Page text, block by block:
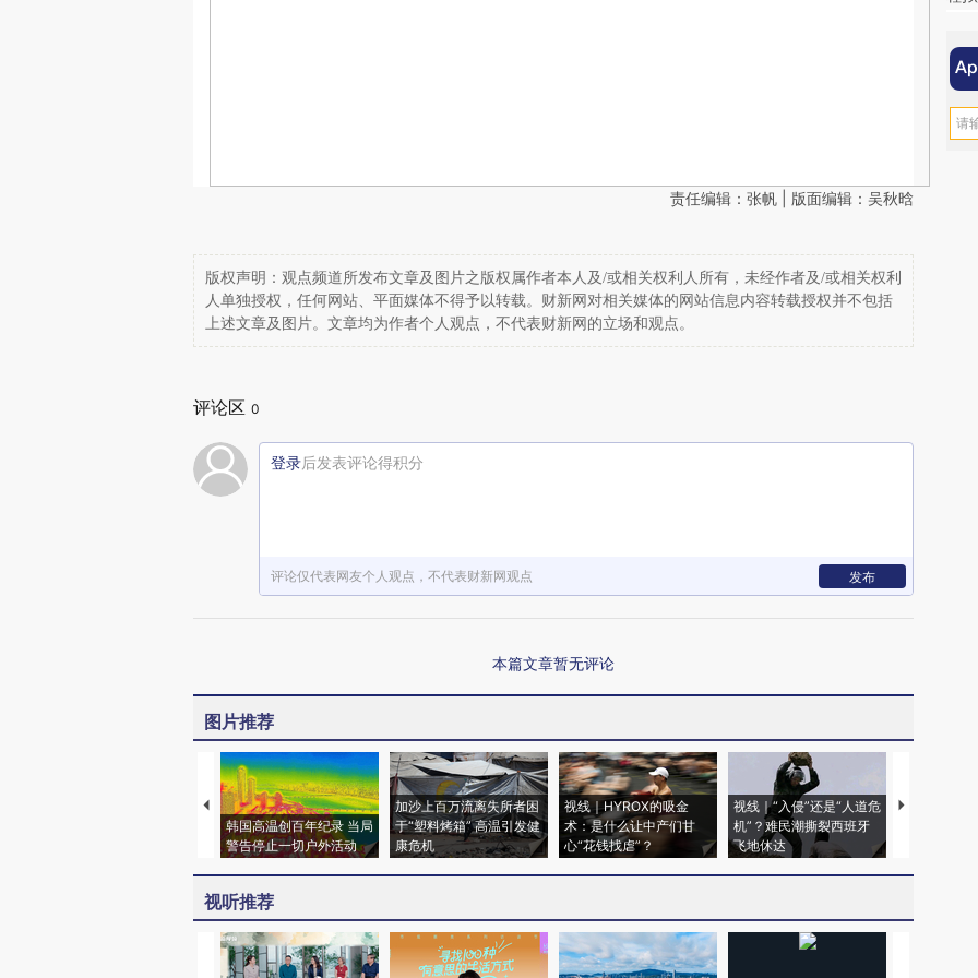
责任编辑：张帆 | 版面编辑：吴秋晗
版权声明：观点频道所发布文章及图片之版权属作者本人及/或相关权利人所有，未经作者及/或相关权利
人单独授权，任何网站、平面媒体不得予以转载。财新网对相关媒体的网站信息内容转载授权并不包括
上述文章及图片。文章均为作者个人观点，不代表财新网的立场和观点。
评论区 0
登录后发表评论得积分
评论仅代表网友个人观点，不代表财新网观点 发布
本篇文章暂无评论
图片推荐
韩国高温创百年纪录 当局
警告停止一切户外活动
加沙上百万流离失所者困
于“塑料烤箱” 高温引发健
康危机
视线｜HYROX的吸金
术：是什么让中产们甘
心“花钱找虐”？
视线｜“入侵”还是“人道危
机”？难民潮撕裂西班牙
飞地休达
视线｜被称
视听推荐